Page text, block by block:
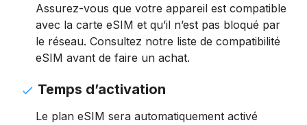
Assurez-vous que votre appareil est compatible
avec la carte eSIM et qu’il n’est pas bloqué par
le réseau. Consultez notre liste de compatibilité
eSIM avant de faire un achat.
Temps d’activation
Le plan eSIM sera automatiquement activé